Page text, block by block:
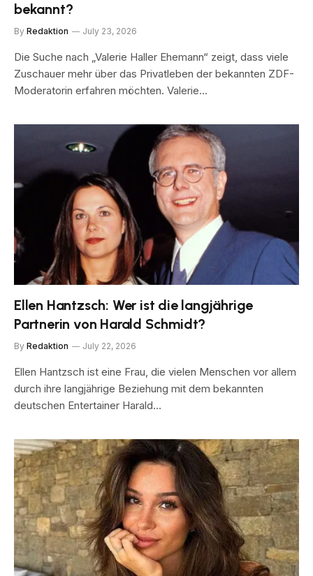
bekannt?
By Redaktion July 23, 2026
Die Suche nach „Valerie Haller Ehemann“ zeigt, dass viele
Zuschauer mehr über das Privatleben der bekannten ZDF-
Moderatorin erfahren möchten. Valerie…
Ellen Hantzsch: Wer ist die langjährige
Partnerin von Harald Schmidt?
By Redaktion July 22, 2026
Ellen Hantzsch ist eine Frau, die vielen Menschen vor allem
durch ihre langjährige Beziehung mit dem bekannten
deutschen Entertainer Harald…